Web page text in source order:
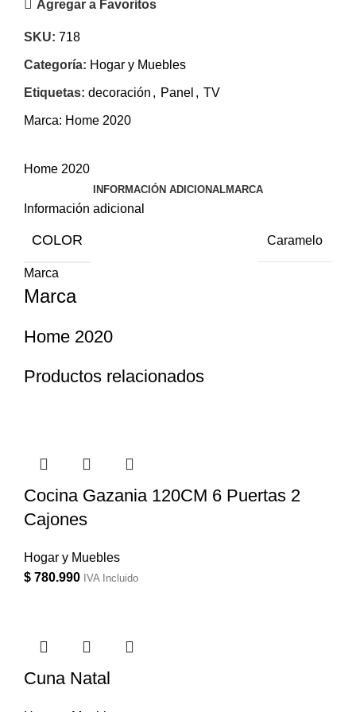
Agregar a Favoritos
SKU: 718
Categoría: Hogar y Muebles
Etiquetas: decoración , Panel , TV
Marca: Home 2020
Home 2020
INFORMACIÓN ADICIONALMARCA
Información adicional
COLOR Caramelo
Marca
Marca
Home 2020
Productos relacionados
Cocina Gazania 120CM 6 Puertas 2
Cajones
Hogar y Muebles
$ 780.990 IVA Incluido
Cuna Natal